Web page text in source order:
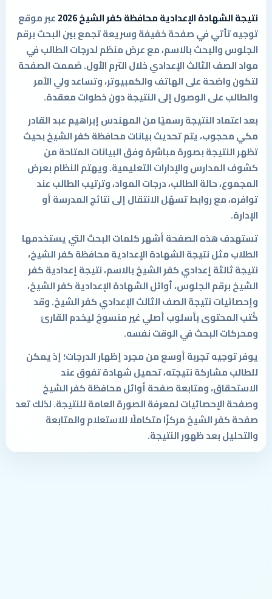
نتيجة الشهادة الإعدادية محافظة كفر الشيخ 2026
عبر موقع
توجيه تأتي في صفحة خفيفة وسريعة تجمع بين البحث برقم
الجلوس والبحث بالاسم، مع عرض منظم لدرجات الطالب في
مواد الصف الثالث الإعدادي خلال الترم الأول. صُممت الصفحة
لتكون واضحة على الهاتف والكمبيوتر، وتساعد ولي الأمر
والطالب على الوصول إلى النتيجة دون خطوات معقدة.
بعد اعتماد النتيجة رسميًا من المهندس إبراهيم عبد القادر
مكي محجوب، يتم تحديث بيانات محافظة كفر الشيخ بحيث
تظهر النتيجة بصورة مباشرة وفق البيانات المتاحة من
كشوف المدارس والإدارات التعليمية. ويهتم النظام بعرض
المجموع، حالة الطالب، درجات المواد، وترتيب الطالب عند
توافره، مع روابط تسهّل الانتقال إلى نتائج المدرسة أو
الإدارة.
تستهدف هذه الصفحة أشهر كلمات البحث التي يستخدمها
الطلاب مثل نتيجة الشهادة الإعدادية محافظة كفر الشيخ،
نتيجة ثالثة إعدادي كفر الشيخ بالاسم، نتيجة إعدادية كفر
الشيخ برقم الجلوس، أوائل الشهادة الإعدادية كفر الشيخ،
وإحصائيات نتيجة الصف الثالث الإعدادي كفر الشيخ. وقد
كُتب المحتوى بأسلوب أصلي غير منسوخ ليخدم القارئ
ومحركات البحث في الوقت نفسه.
يوفر توجيه تجربة أوسع من مجرد إظهار الدرجات؛ إذ يمكن
للطالب مشاركة نتيجته، تحميل شهادة تفوق عند
الاستحقاق، ومتابعة صفحة أوائل محافظة كفر الشيخ
وصفحة الإحصائيات لمعرفة الصورة العامة للنتيجة. لذلك تعد
صفحة كفر الشيخ مركزًا متكاملًا للاستعلام والمتابعة
والتحليل بعد ظهور النتيجة.